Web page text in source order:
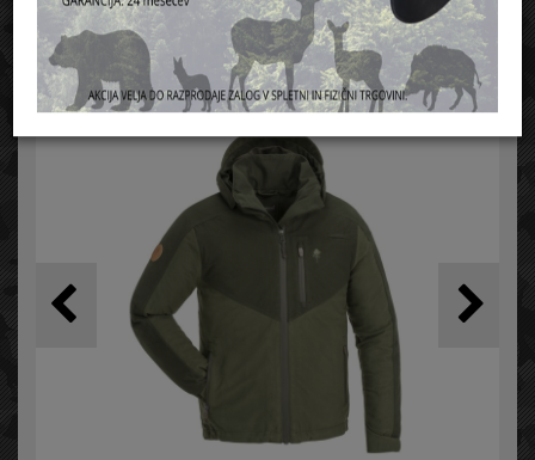
Domov Lovstvo Otroška kolekcija